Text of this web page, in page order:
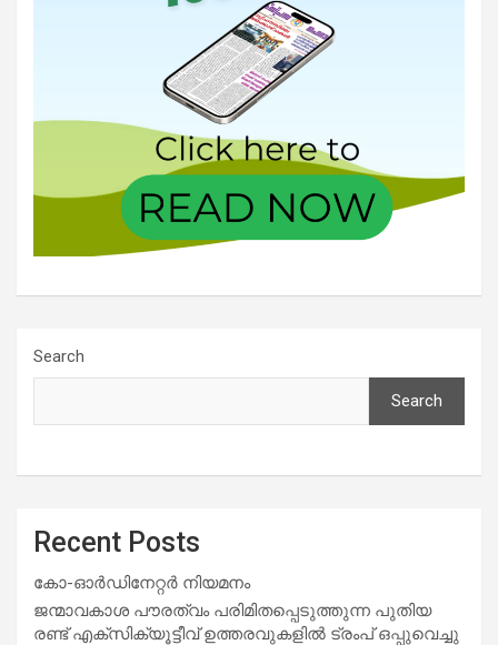
Search
Search
Recent Posts
കോ-ഓർഡിനേറ്റർ നിയമനം
ജന്മാവകാശ പൗരത്വം പരിമിതപ്പെടുത്തുന്ന പുതിയ
രണ്ട് എക്സിക്യൂട്ടീവ് ഉത്തരവുകളിൽ ട്രംപ് ഒപ്പുവെച്ചു